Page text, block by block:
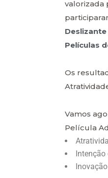
valorizada
Películas
Os
Vamos
Película
Intenção